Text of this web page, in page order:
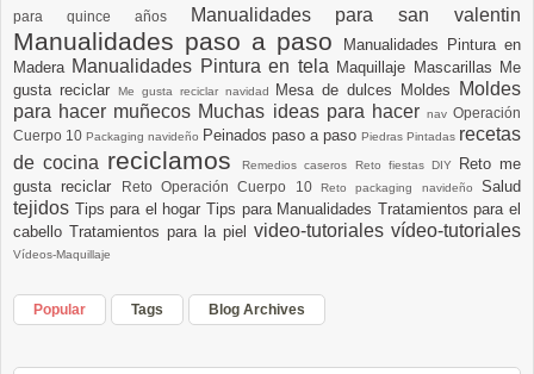
para quince años
Manualidades para san valentin
Manualidades paso a paso
Manualidades Pintura en
Madera Manualidades Pintura en tela Maquillaje Mascarillas Me
gusta reciclar
Me gusta reciclar navidad Mesa de dulces Moldes
Moldes
para hacer muñecos Muchas ideas para hacer nav Operación
Cuerpo 10 Packaging navideño Peinados paso a paso Piedras Pintadas recetas
de cocina reciclamosRemedios caseros Reto fiestas DIY
Reto me
gusta reciclar
Reto Operación Cuerpo 10Reto packaging navideñoSalud
tejidos Tips para el hogarTips para Manualidades Tratamientos para el
cabello Tratamientos para la piel video-tutoriales vídeo-tutoriales
Vídeos-Maquillaje
Popular Tags Blog Archives